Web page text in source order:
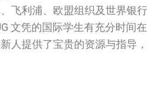
飞利浦、欧盟组织及世界银
文凭的国际学生有充分时间在
人提供了宝贵的资源与指导